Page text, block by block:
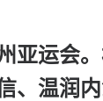
亚运会
、温润